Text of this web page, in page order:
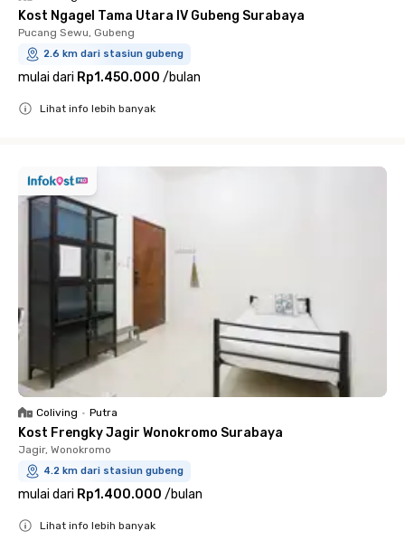
Kost Ngagel Tama Utara IV Gubeng Surabaya
Pucang Sewu, Gubeng
2.6 km dari stasiun gubeng
mulai dari Rp1.450.000 /bulan
Lihat info lebih banyak
Coliving • Putra
Kost Frengky Jagir Wonokromo Surabaya
Jagir, Wonokromo
4.2 km dari stasiun gubeng
mulai dari Rp1.400.000 /bulan
Lihat info lebih banyak